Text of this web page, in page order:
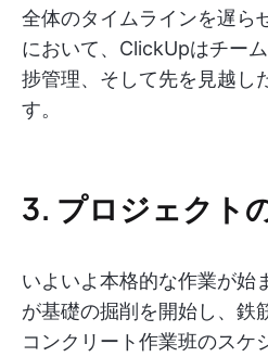
全体のタイムラインを遅ら
において、ClickUpはチー
捗管理、そして先を見越し
す。
3. プロジェクト
いよいよ本格的な作業が始
が基礎の掘削を開始し、鉄
コンクリート作業班のスケ